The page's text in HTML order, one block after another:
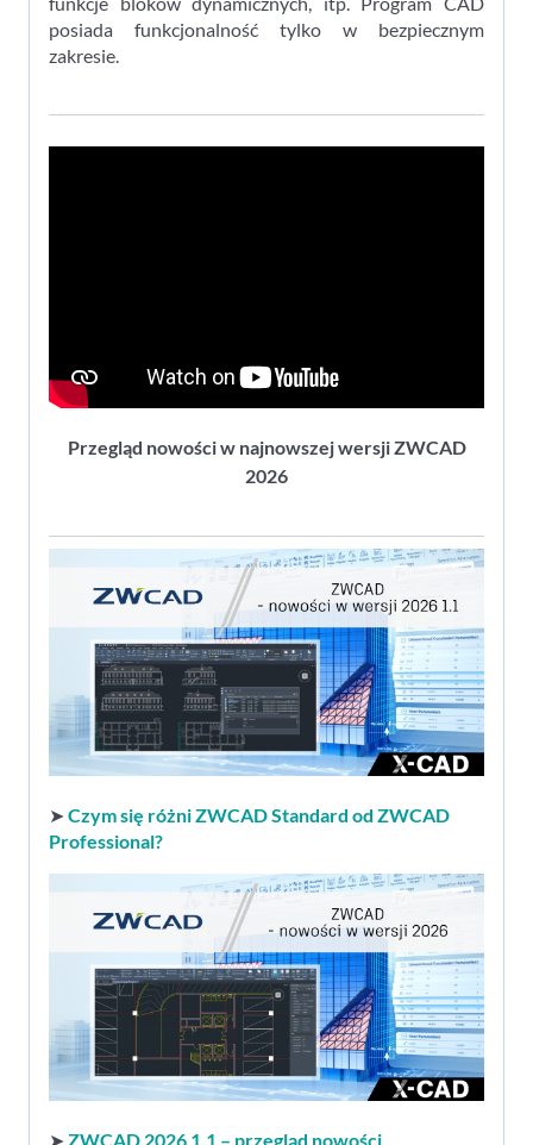
posiada funkcjonalność tylko w bezpiecznym
zakresie.
Przegląd nowości w najnowszej wersji ZWCAD
2026
➤ Czym się różni ZWCAD Standard od ZWCAD
Professional?
➤ ZWCAD 2026 1.1 – przegląd nowości